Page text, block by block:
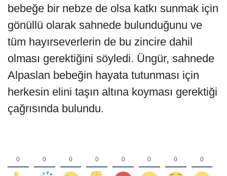
bebeğe bir nebze de olsa katkı sunmak için
gönüllü olarak sahnede bulunduğunu ve
tüm hayırseverlerin de bu zincire dahil
olması gerektiğini söyledi. Üngür, sahnede
Alpaslan bebeğin hayata tutunması için
herkesin elini taşın altına koyması gerektiği
çağrısında bulundu.